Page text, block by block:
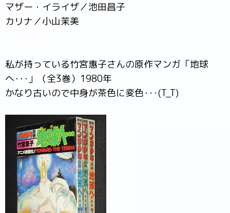
マザー・イライザ／池田昌子
カリナ／小山茉美
私が持っている竹宮惠子さんの原作マンガ「地球
へ･･･」（全3巻）1980年
かなり古いので中身が茶色に変色･･･(T_T)